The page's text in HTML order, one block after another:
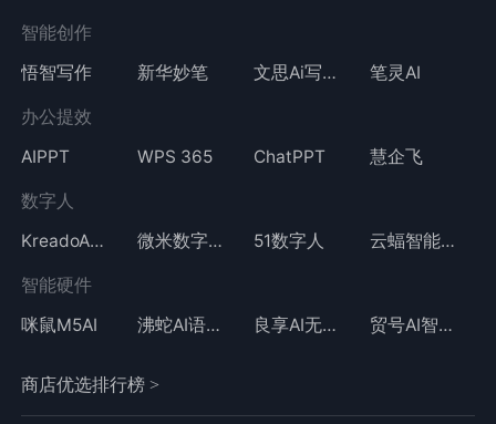
智能创作
悟智写作 新华妙笔 文思Ai写作 笔灵AI
办公提效
AIPPT WPS 365 ChatPPT 慧企飞
数字人
KreadoAI数字人 微米数字人 51数字人 云蝠智能数字人
智能硬件
咪鼠M5AI 沸蛇AI语音鼠标 良享AI无线鼠标 贸号AI智能鼠标
商店优选排行榜 >